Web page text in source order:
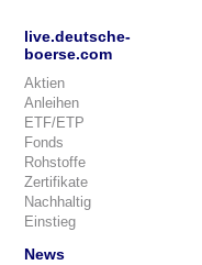
live.deutsche-
boerse.com
Aktien
Anleihen
ETF/ETP
Fonds
Rohstoffe
Zertifikate
Nachhaltig
Einstieg
News